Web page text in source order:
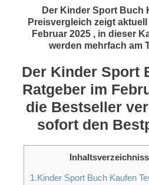
Der Kinder Sport Buch
Preisvergleich zeigt
Februar 2025 , in dieser
werden mehrfach am
Der Kinder Sport
Ratgeber im
die Bestseller
sofort den
Inhaltsverzeichniss
1.Kinder Sport Buch Kaufen